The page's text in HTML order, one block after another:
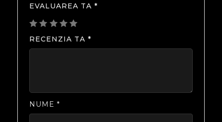
EVALUAREA TA *
RECENZIA TA *
NUME *